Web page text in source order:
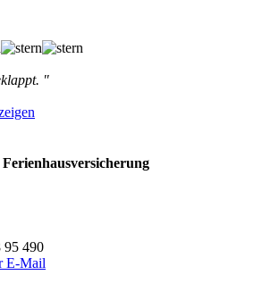
"
95 490
E-Mail